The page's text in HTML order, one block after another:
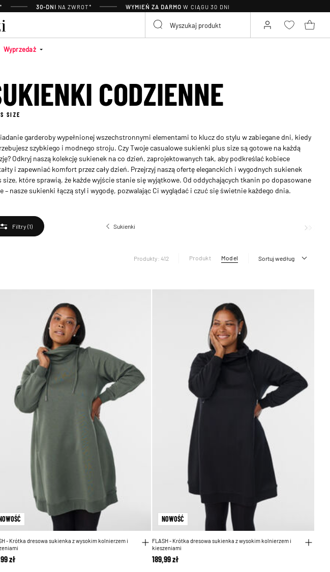
30-DNI NA ZWROT* WYMIEŃ ZA DARMO W CIĄGU 30 DNI
Wyprzedaż
CODZIENNE
SIZE
garderoby wypełnionej wszechstronnymi elementami to klucz do stylu w zabiegane dni, kiedy
szybkiego i modnego stroju. Czy Twoje casualowe sukienki plus size są gotowe na każdą
Odkryj naszą kolekcję sukienek na co dzień, zaprojektowanych tak, aby podkreślać kobiece
i zapewniać komfort przez cały dzień. Przejrzyj naszą ofertę eleganckich i wygodnych sukienek
size, które sprawią, że każde wyjście stanie się wyjątkowe. Od oddychających tkanin po dopasowane
– nasze sukienki łączą styl i wygodę, pozwalając Ci wyglądać i czuć się świetnie każdego dnia.
Filtry (1) Sukienki
Produkty: 412 Produkt Model Sortuj według
- Krótka dresowa sukienka z wysokim kolnierzem i
zł
NOWOŚĆ
FLASH - Krótka dresowa sukienka z wysokim kolnierzem i
kieszeniami
189,99 zł